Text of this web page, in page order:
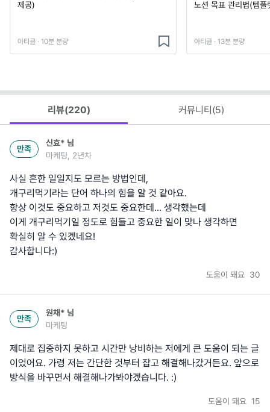
제공)
아티클 · 10분 분량
노션 목표 관리법(템플
아티클 · 13분 분량
리뷰(220) 커뮤니티(5)
만족
신효* 님
마케팅, 2년차
사실 흔한 일일지도 모르는 방법인데,
개구리먹기라는 단어 하나의 힘을 알 것 같아요.
항상 이것도 중요하고 저것도 중요한데... 생각했는데
이게 개구리먹기일 정도로 힘들고 중요한 일이 맞나 생각하면
확실히 알 수 있겠네요!
감사합니다:)
도움이 돼요 30
만족
원채* 님
마케팅
제대로 집중하지 못하고 시간만 낭비하는 저에게 큰 도움이 되는 글
이었어요. 가령 저는 간단한 것부터 잡고 해결해나갔거든요. 앞으로
방식을 바꾸면서 해결해나가봐야겠습니다. :)
도움이 돼요 15